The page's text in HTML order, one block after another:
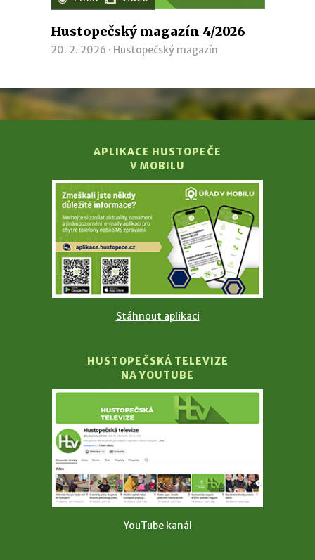
Hustopečský magazín 4/2026
20. 2. 2026 · Hustopečský magazín
APLIKACE HUSTOPEČE
V MOBILU
Stáhnout aplikaci
HUSTOPEČSKÁ TELEVIZE
NA YOUTUBE
YouTube kanál